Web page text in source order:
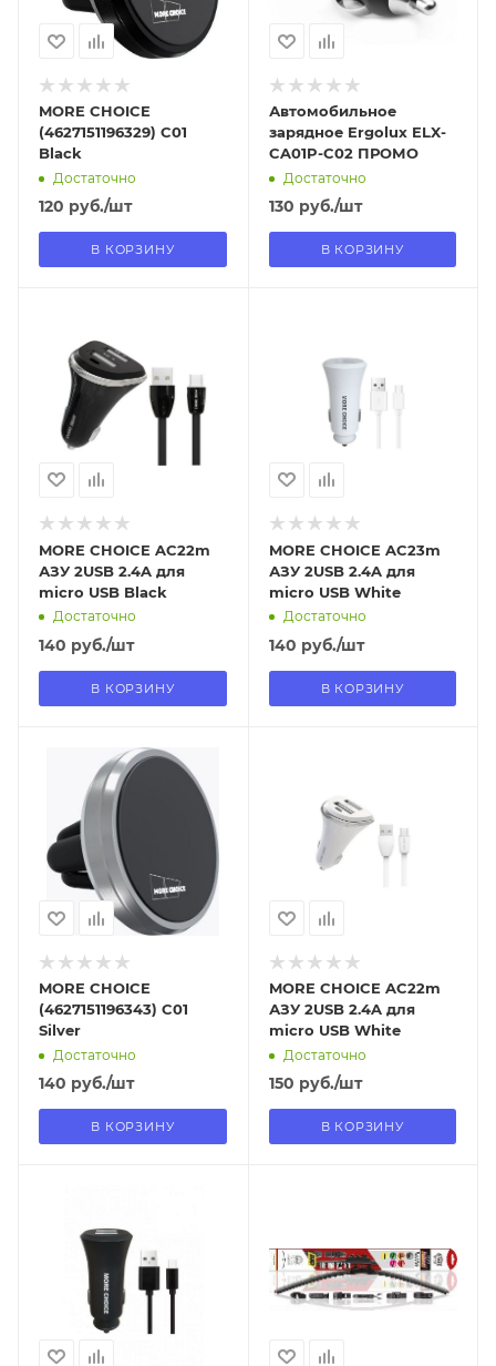
MORE CHOICE
(4627151196329) C01
Black
Достаточно
120 руб./шт
В КОРЗИНУ
Автомобильное
зарядное Ergolux ELX-
CA01P-C02 ПРОМО
Достаточно
130 руб./шт
В КОРЗИНУ
13.08.2026
В наличии в пункте
самовывоза
Нет
MORE CHOICE AC22m
АЗУ 2USB 2.4A для
micro USB Black
Достаточно
140 руб./шт
В КОРЗИНУ
В наличии в пункте
самовывоза
MORE CHOICE AC23m
АЗУ 2USB 2.4A для
micro USB White
Достаточно
140 руб./шт
В КОРЗИНУ
13.08.2026
В наличии в пункте
самовывоза
Нет
MORE CHOICE
(4627151196343) C01
Silver
Достаточно
140 руб./шт
В КОРЗИНУ
В наличии в пункте
самовывоза
MORE CHOICE AC22m
АЗУ 2USB 2.4A для
micro USB White
Достаточно
150 руб./шт
В КОРЗИНУ
В наличии в пункте
самовывоза
В наличии в пункте
самовывоза
Нет